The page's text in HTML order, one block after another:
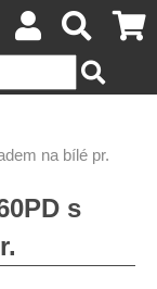
na bílé pr.
s